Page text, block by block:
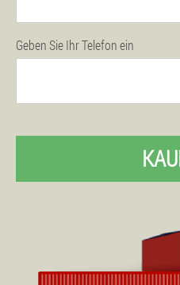
Geben Sie Ihr Telefon ein